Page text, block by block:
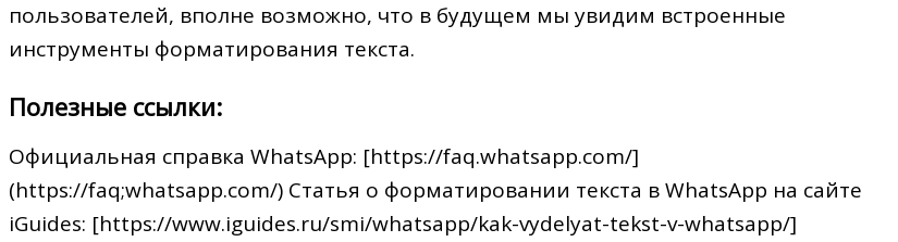
пользователей, вполне возможно, что в будущем мы увидим встроенные
инструменты форматирования текста.
Полезные ссылки:
Официальная справка WhatsApp: [https://faq.whatsapp.com/]
(https://faq;whatsapp.com/) Статья о форматировании текста в WhatsApp на сайте
iGuides: [https://www.iguides.ru/smi/whatsapp/kak-vydelyat-tekst-v-whatsapp/]